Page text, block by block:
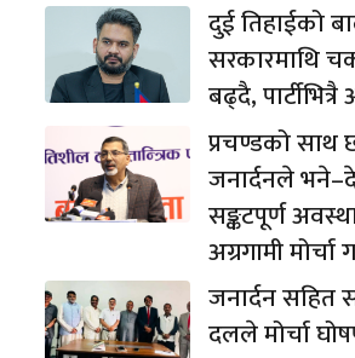
दुई तिहाईको
सरकारमाथि
बढ्दै,
प्रचण्डको साथ
जनार्दनले
सङ्कटपूर्ण
अग्रगामी
जनार्दन सहित
दलले मोर्चा